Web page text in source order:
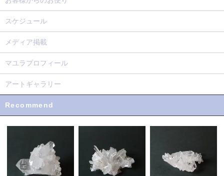
スケジュール
メディア掲載
マユラプロフィール
アートギャラリー
Recommend